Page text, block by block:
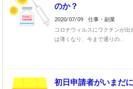
のか？
2020/07/09
仕事・副業
コロナウィルスにワクチンが
は薄くなり、今まで通りの...
初日申請者がいまだ